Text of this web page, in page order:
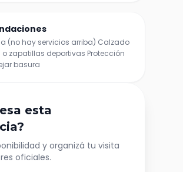
(no hay servicios arriba) Calzado
o zapatillas deportivas Protección
basura
esta
y organizá tu visita
oficiales.